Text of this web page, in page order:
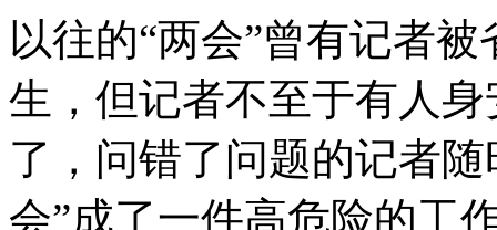
以往的“两会”曾有记者
生，但记者不至于有人
了，问错了问题的记者
会”成了一件高危险的工